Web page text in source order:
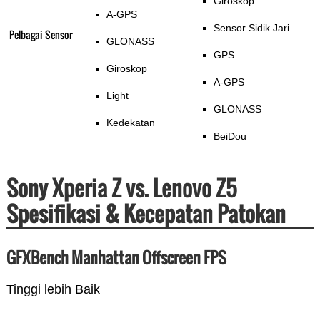
Pelbagai Sensor
A-GPS
GLONASS
Giroskop
Light
Kedekatan
Sensor Sidik Jari
GPS
A-GPS
GLONASS
BeiDou
Sony Xperia Z vs. Lenovo Z5
Spesifikasi & Kecepatan Patokan
GFXBench Manhattan Offscreen FPS
Tinggi lebih Baik